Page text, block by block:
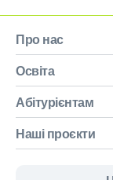
Про нас
Освіта
Абітурієнтам
Наші проєкти